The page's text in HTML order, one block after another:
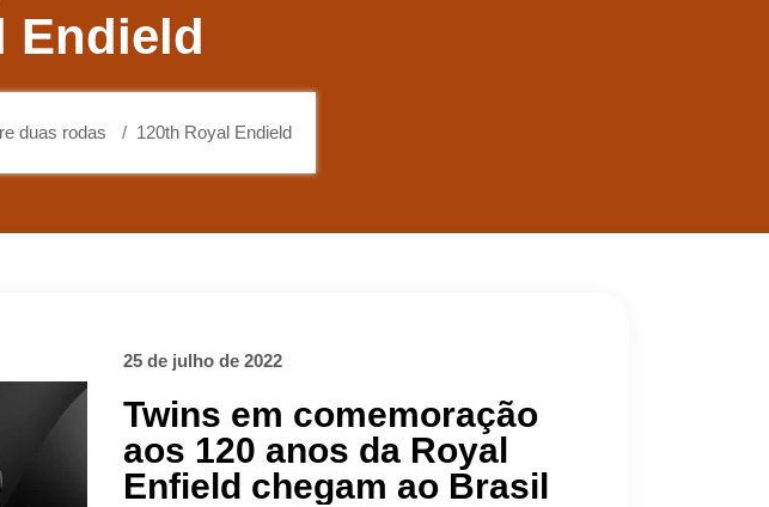
Endield
duas rodas 120th Royal Endield
25 de julho de 2022
Twins em comemoração
aos 120 anos da Royal
Enfield chegam ao Brasil